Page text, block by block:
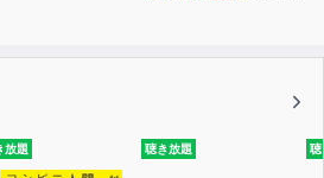
現代まで確実に続いている日本仏
き、
放題 聴き放題 聴